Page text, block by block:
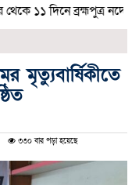
১১ দিনে ব্রহ্মপুত্র নদে
মৃত্যুবার্ষিকীতে
৩৩০ বার পড়া হয়েছে